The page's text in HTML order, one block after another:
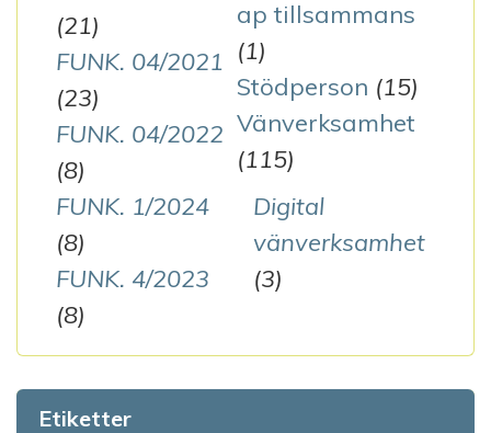
(21)
FUNK. 04/2021
(23)
FUNK. 04/2022
(8)
FUNK. 1/2024
(8)
FUNK. 4/2023
(8)
ap tillsammans
(1)
Stödperson (15)
Vänverksamhet
(115)
Digital
vänverksamhet
(3)
Etiketter